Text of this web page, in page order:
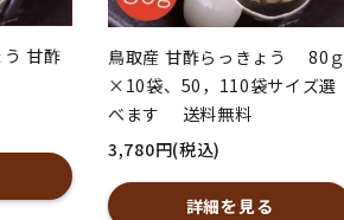
甘酢
鳥取産 甘酢らっきょう 80ｇ
×10袋、50，110袋サイズ選
べます 送料無料
3,780円(税込)
詳細を見る